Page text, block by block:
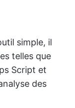
simple, il
telles que
Script et
des